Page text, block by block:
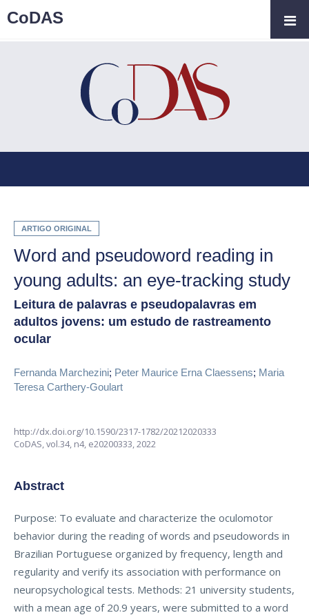
ARTIGO ORIGINAL
Word and pseudoword reading in
young adults: an eye-tracking study
Leitura de palavras e pseudopalavras em
adultos jovens: um estudo de rastreamento
ocular
Fernanda Marchezini; Peter Maurice Erna Claessens; Maria
Teresa Carthery-Goulart
http://dx.doi.org/10.1590/2317-1782/20212020333
CoDAS,vol.34, n4, e20200333, 2022
Abstract
Purpose: To evaluate and characterize the oculomotor
behavior during the reading of words and pseudowords in
Brazilian Portuguese organized by frequency, length and
regularity and verify its association with performance on
neuropsychological tests. Methods: 21 university students,
with a mean age of 20.9 years, were submitted to a word
CoDAS